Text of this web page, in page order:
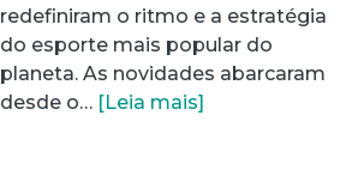
redefiniram o ritmo e a estratégia
do esporte mais popular do
planeta. As novidades abarcaram
desde o… [Leia mais]